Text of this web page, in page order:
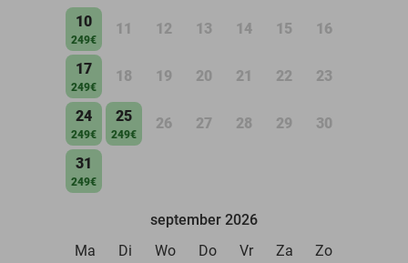
10
249€
11 12 13 14 15 16
17
249€
18 19 20 21 22 23
24
249€
25
249€
26 27 28 29 30
31
249€
september 2026
Ma
Di Wo Do Vr Za Zo